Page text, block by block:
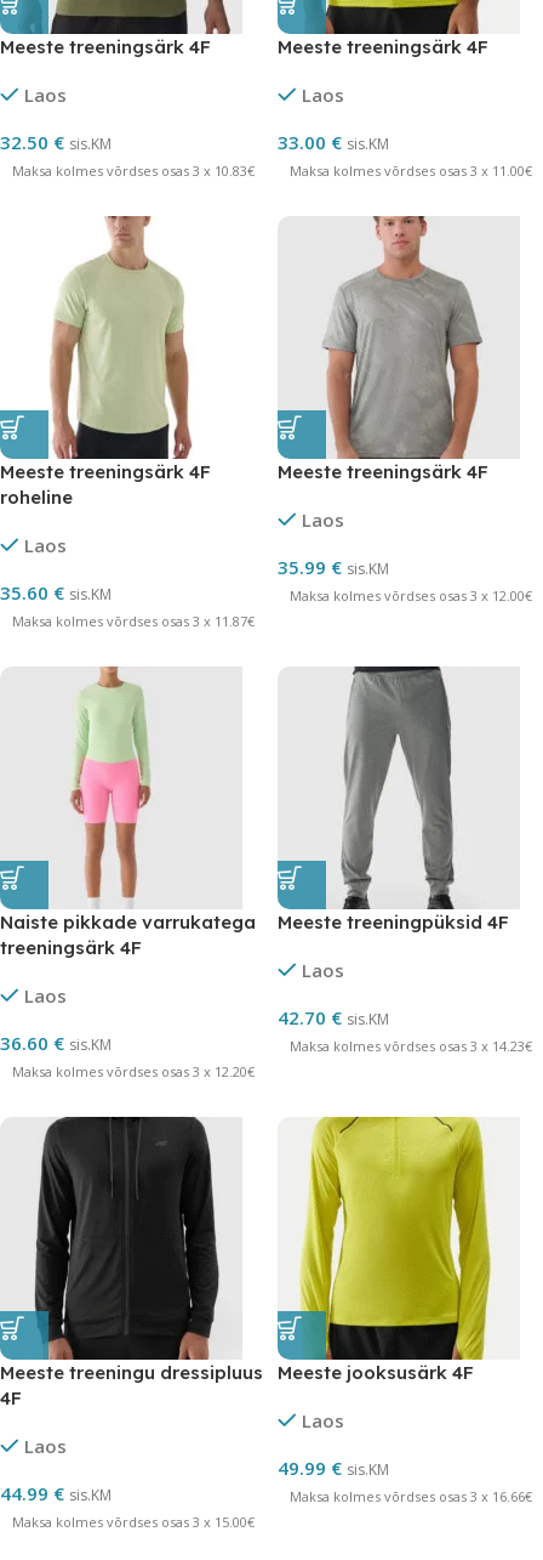
Meeste treeningsärk 4F
Laos
32.50 € sis.KM
Maksa kolmes võrdses osas 3 x 10.83€
Meeste treeningsärk 4F
Laos
33.00 € sis.KM
Maksa kolmes võrdses osas 3 x 11.00€
Meeste treeningsärk 4F
roheline
Laos
35.60 € sis.KM
Maksa kolmes võrdses osas 3 x 11.87€
Meeste treeningsärk 4F
Laos
35.99 € sis.KM
Maksa kolmes võrdses osas 3 x 12.00€
Naiste pikkade varrukatega
treeningsärk 4F
Laos
36.60 € sis.KM
Maksa kolmes võrdses osas 3 x 12.20€
Meeste treeningpüksid 4F
Laos
42.70 € sis.KM
Maksa kolmes võrdses osas 3 x 14.23€
Meeste treeningu dressipluus
4F
Laos
44.99 € sis.KM
Maksa kolmes võrdses osas 3 x 15.00€
Meeste jooksusärk 4F
Laos
49.99 € sis.KM
Maksa kolmes võrdses osas 3 x 16.66€